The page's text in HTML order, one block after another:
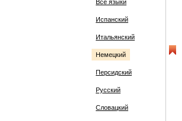
Все языки
Испанский
Итальянский
Немецкий
Персидский
Русский
Словацкий